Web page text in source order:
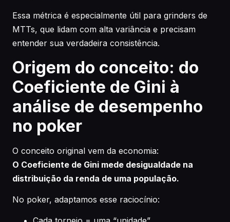
Essa métrica é especialmente útil para grinders de
MTTs, que lidam com alta variância e precisam
entender sua verdadeira consistência.
Origem do conceito: do
Coeficiente de Gini à
análise de desempenho
no poker
O conceito original vem da economia:
O Coeficiente de Gini mede desigualdade na
distribuição da renda de uma população.
No poker, adaptamos esse raciocínio: